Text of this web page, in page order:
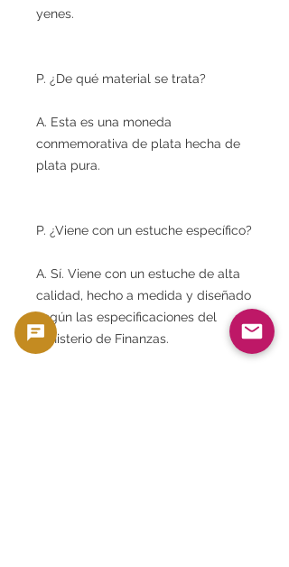
yenes.
P. ¿De qué material se trata?
A. Esta es una moneda
conmemorativa de plata hecha de
plata pura.
P. ¿Viene con un estuche específico?
A. Sí. Viene con un estuche de alta
calidad, hecho a medida y diseñado
según las especificaciones del
Ministerio de Finanzas.